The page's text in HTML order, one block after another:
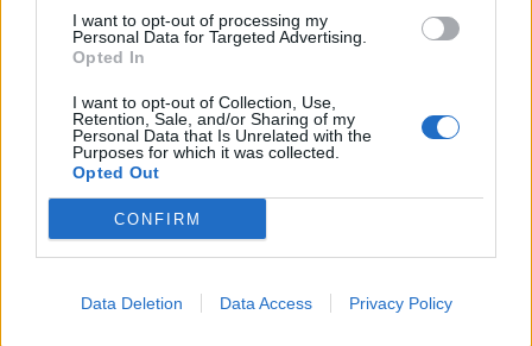
I want to opt-out of processing my
Personal Data for Targeted Advertising.
Opted In
I want to opt-out of Collection, Use,
Retention, Sale, and/or Sharing of my
Personal Data that Is Unrelated with the
Purposes for which it was collected.
Opted Out
CONFIRM
Data Deletion Data Access Privacy Policy
problémy dělají hlavně houbaři
letos slaví 140 let a chystá řadu
SOUVISEJÍCÍ ČLÁNKY
VÍCE OD AUTORA
Většina koupališť na Příbramsku nabízí
výborné podmínky. Horší voda je jen na